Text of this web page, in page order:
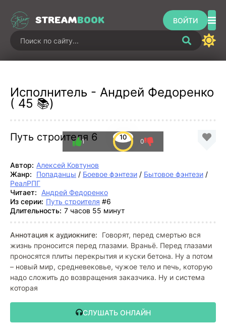
STREAMBOOK ВОЙТИ
Исполнитель - Андрей Федоренко
( 45 📚)
Путь строителя 6 10
1 0
Автор: Алексей Ковтунов
Жанр:
Попаданцы / Боевое фэнтези / Бытовое фэнтези /
РеалРПГ
Читает:
Андрей Федоренко
Из серии: Путь строителя #6
Длительность: 7 часов 55 минут
Аннотация к аудиокниге:
Говорят, перед смертью вся
жизнь проносится перед глазами. Враньё. Перед глазами
проносятся плиты перекрытия и куски бетона. Ну а потом
– новый мир, средневековье, чужое тело и печь, которую
надо сложить до возвращения заказчика. Ну и система
которая
СЛУШАТЬ ОНЛАЙН